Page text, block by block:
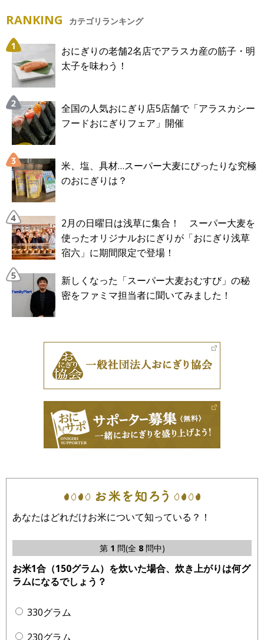
RANKING カテゴリランキング
おにぎりの老舗2名店でアラスカ産の筋子・明
太子を味わう！
全国の人気おにぎり店5店舗で「アラスカシー
フードおにぎりフェア」開催
米、塩、具材…スーパー大麦にぴったりな究極
のおにぎりは？
2月の日曜日は浅草に集合！ スーパー大麦を
使ったオリジナルおにぎりが「おにぎり浅草
宿六」に期間限定で登場！
新しくなった「スーパー大麦おむすび」の秘
密をファミマ担当者に聞いてみました！
あなたはどれだけお米について知っている？！
第 1 問(全 8問中)
お米1合（150グラム）を炊いた場合、炊き上がりは何グ
ラムになるでしょう？
330グラム
230グラム